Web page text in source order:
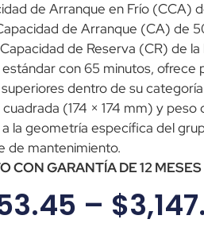
de Arranque en Frío (CCA)
de Arranque (CA) de
de Reserva (CR) de la
con 65 minutos, ofrece
dentro de su
(174 × 174 mm) y peso
la geometría específica del
de mantenimiento.
CON GARANTÍA DE 12 MESES
– $